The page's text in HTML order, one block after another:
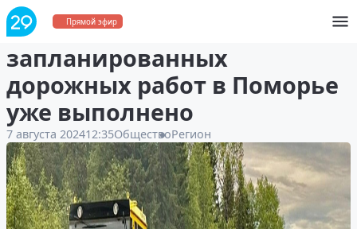
Прямой эфир
Более половины
запланированных
дорожных работ в Поморье
уже выполнено
7 августа 202412:35ОбществоРегион